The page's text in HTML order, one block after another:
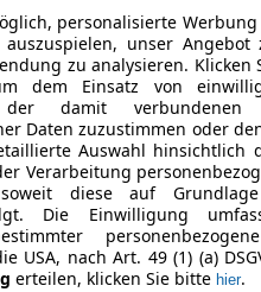
personalisierte
unser Angebot
zu analysieren. Klicken
dem Einsatz von
damit verbundenen
Daten zuzustimmen oder
Auswahl hinsichtlich
Verarbeitung
diese auf
Die Einwilligung
USA, nach Art. 49 (1) (a)
erteilen, klicken Sie bitte hier.